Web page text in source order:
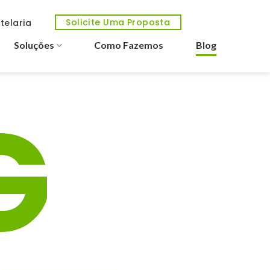
Solicite Uma Proposta
Soluções Como Fazemos Blog